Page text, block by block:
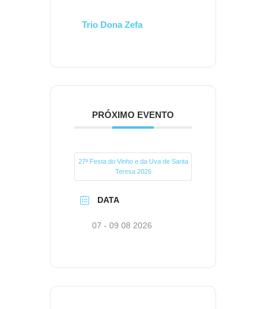
Trio Dona Zefa
PRÓXIMO EVENTO
27ª Festa do Vinho e da Uva de Santa
Teresa 2026
DATA
07 - 09 08 2026